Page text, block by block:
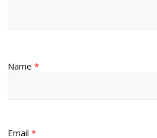
Name*
Email*